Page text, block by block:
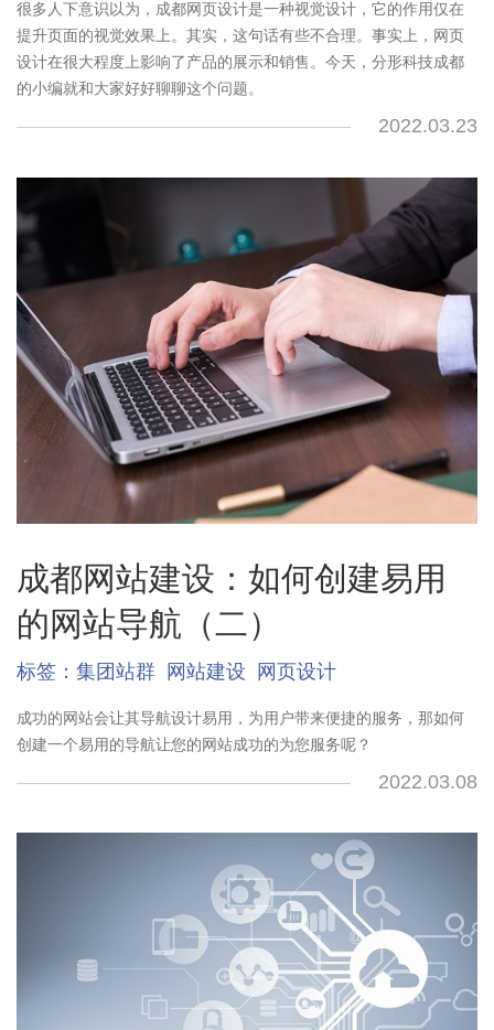
很多人下意识以为，成都网页设计是一种视觉设计，它的作用仅在
提升页面的视觉效果上。其实，这句话有些不合理。事实上，网页
设计在很大程度上影响了产品的展示和销售。今天，分形科技成都
的小编就和大家好好聊聊这个问题。
2022.03.23
成都网站建设：如何创建易用
的网站导航（二）
标签： 集团站群 网站建设 网页设计
成功的网站会让其导航设计易用，为用户带来便捷的服务，那如何
创建一个易用的导航让您的网站成功的为您服务呢？
2022.03.08